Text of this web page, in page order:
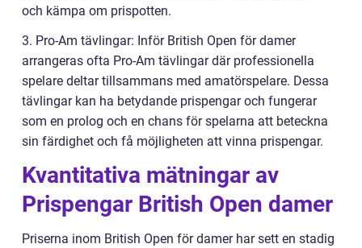
och kämpa om prispotten.
3. Pro-Am tävlingar: Inför British Open för damer
arrangeras ofta Pro-Am tävlingar där professionella
spelare deltar tillsammans med amatörspelare. Dessa
tävlingar kan ha betydande prispengar och fungerar
som en prolog och en chans för spelarna att beteckna
sin färdighet och få möjligheten att vinna prispengar.
Kvantitativa mätningar av
Prispengar British Open damer
Priserna inom British Open för damer har sett en stadig